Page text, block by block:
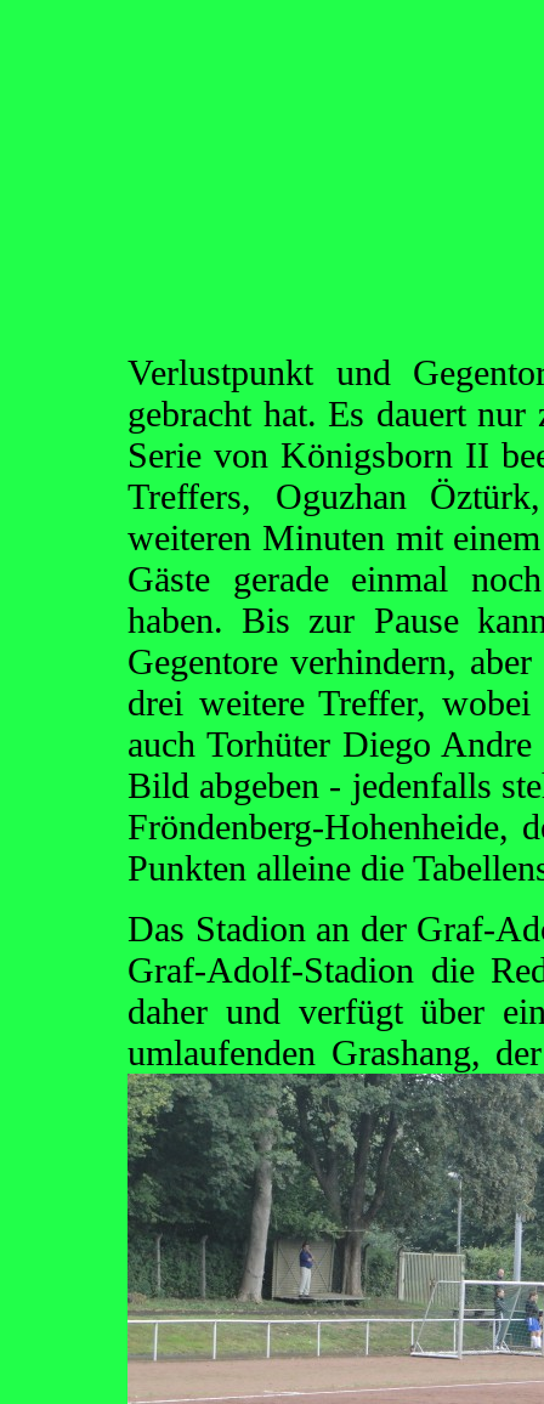
Verlustpunkt und
gebracht hat. Es dauert
Serie von Königsborn II
Treffers, Oguzhan
weiteren Minuten mit
Gäste gerade einmal
haben. Bis zur Pause
Gegentore verhindern,
drei weitere Treffer,
auch Torhüter Diego
Bild abgeben - jedenfalls
Fröndenberg-Hohenheide,
Punkten alleine die
Das Stadion an der Graf-
Graf-Adolf-Stadion die
daher und verfügt über
umlaufenden Grashang,